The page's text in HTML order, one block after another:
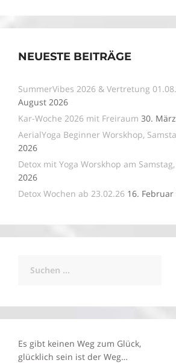
NEUESTE BEITRÄGE
SummerVibes 2026 & Vertretung
August 2026
Kar-Woche 2026 mit Freiraum 30.
AerialYoga Beginner Worskhop,
2026
Detox mit Yoga Worskhop am
2026
Detox Wochen ab 23.02.26 16. Februar
nach:
Es gibt keinen Weg zum Glück,
glücklich sein ist der Weg…